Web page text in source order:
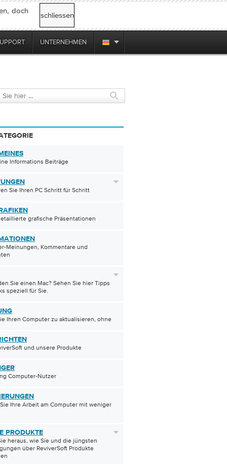
doch
schliessen
UNTERNEHMEN
Informations Beiträge
Sie Ihren PC Schritt für Schritt
grafische Präsentationen
Meinungen, Kommentare und
Sie einen Mac? Sehen Sie hier Tipps
speziell für Sie.
Ihren Computer zu aktualisieren, ohne
und unsere Produkte
Computer-Nutzer
Ihre Arbeit am Computer mit weniger
PRODUKTE
heraus, wie Sie und die jüngsten
über ReviverSoft Produkte